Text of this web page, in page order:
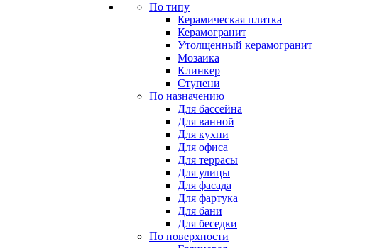
По типу
Керамическая плитка
Керамогранит
Утолщенный керамогранит
Мозаика
Клинкер
Ступени
По назначению
Для бассейна
Для ванной
Для кухни
Для офиса
Для террасы
Для улицы
Для фасада
Для фартука
Для бани
Для беседки
По поверхности